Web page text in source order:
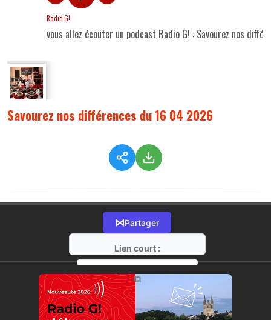
Radio G!
vous allez écouter un podcast Radio G! : Savourez nos
Savourez nos différences du 16 04 2026
⋈Partager
Lien court :
https://radio-g.fr?21888
⧉